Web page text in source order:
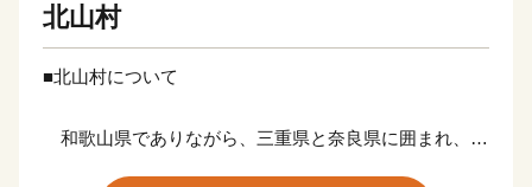
北山村
■北山村について
和歌山県でありながら、三重県と奈良県に囲まれ、和